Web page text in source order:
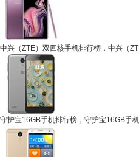
中兴（ZTE）双四核手机排行榜，中兴（
守护宝16GB手机排行榜，守护宝16GB手